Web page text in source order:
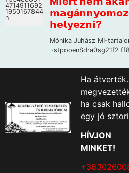
Ha
ha csak
egy jó
HÍVJON
MINKET!